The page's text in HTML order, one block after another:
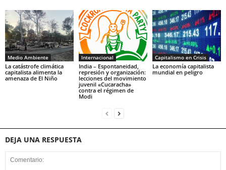
Medio Ambiente
La catástrofe climática
capitalista alimenta la
amenaza de El Niño
Internacional
India – Espontaneidad,
represión y organización:
lecciones del movimiento
juvenil «Cucaracha»
contra el régimen de
Modi
Capitalismo en Crisis
La economía capitalista
mundial en peligro
DEJA UNA RESPUESTA